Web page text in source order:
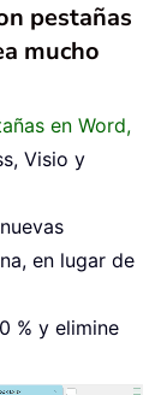
pestañas
mucho
en Word,
Visio y
en lugar de
% y elimine